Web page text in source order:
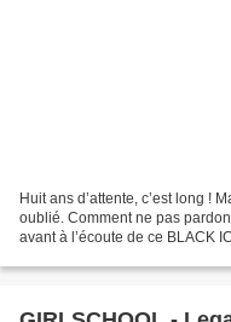
Huit ans d’attente, c’est long !
oublié. Comment ne pas
avant à l’écoute de ce BLACK